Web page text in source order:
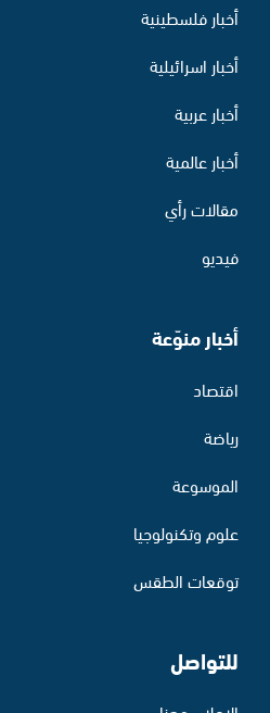
أخبار فلسطينية
أخبار اسرائيلية
أخبار عربية
أخبار عالمية
مقالات رأي
فيديو
أخبار منوّعة
اقتصاد
رياضة
الموسوعة
علوم وتكنولوجيا
توقعات الطقس
للتواصل